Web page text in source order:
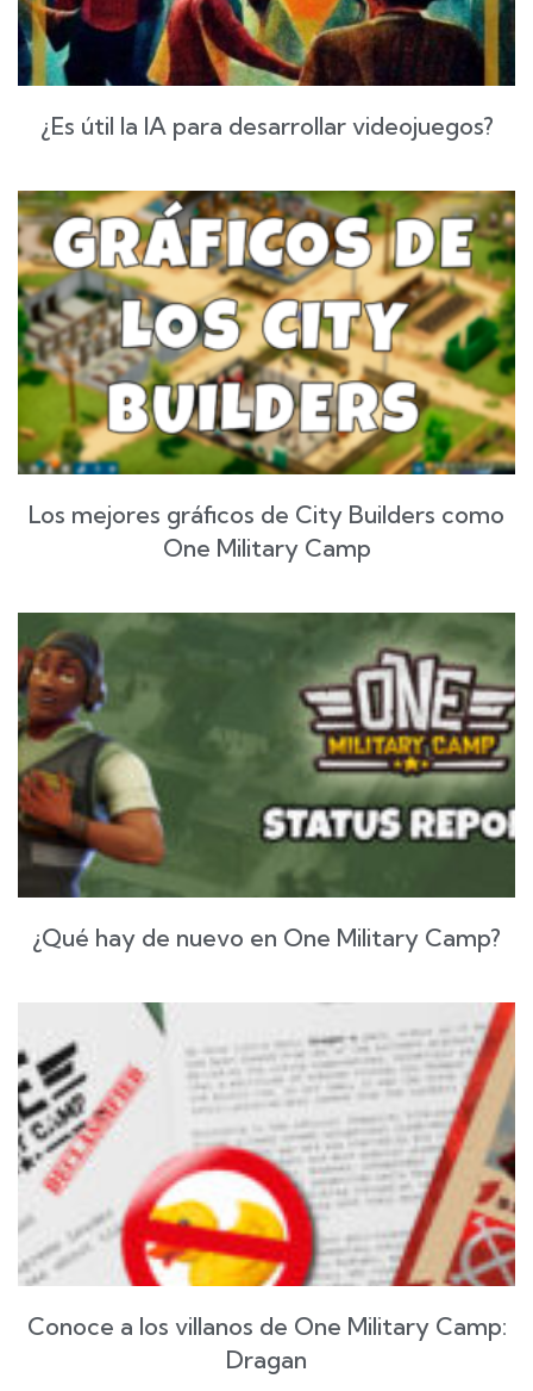
¿Es útil la IA para desarrollar videojuegos?
Los mejores gráficos de City Builders como
One Military Camp
¿Qué hay de nuevo en One Military Camp?
Conoce a los villanos de One Military Camp:
Dragan